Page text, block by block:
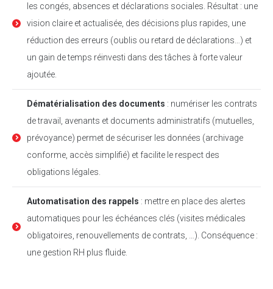
les congés, absences et déclarations sociales. Résultat : une
vision claire et actualisée, des décisions plus rapides, une
réduction des erreurs (oublis ou retard de déclarations…) et
un gain de temps réinvesti dans des tâches à forte valeur
ajoutée.
Dématérialisation des documents : numériser les contrats
de travail, avenants et documents administratifs (mutuelles,
prévoyance) permet de sécuriser les données (archivage
conforme, accès simplifié) et facilite le respect des
obligations légales.
Automatisation des rappels : mettre en place des alertes
automatiques pour les échéances clés (visites médicales
obligatoires, renouvellements de contrats, …). Conséquence :
une gestion RH plus fluide.